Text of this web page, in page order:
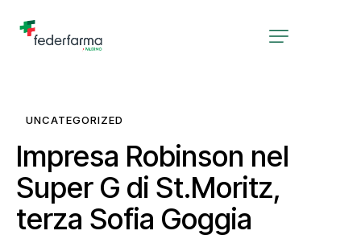
UNCATEGORIZED
Impresa Robinson nel
Super G di St.Moritz,
terza Sofia Goggia